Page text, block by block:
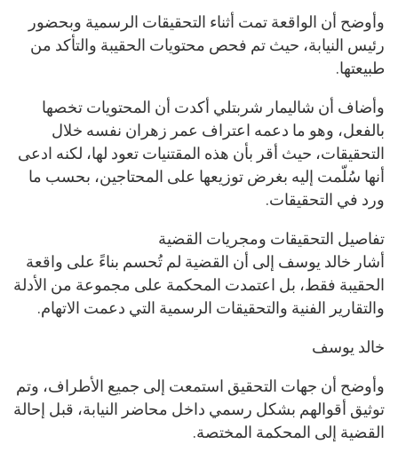
وأوضح أن الواقعة تمت أثناء التحقيقات الرسمية وبحضور
رئيس النيابة، حيث تم فحص محتويات الحقيبة والتأكد من
طبيعتها.
وأضاف أن شاليمار شربتلي أكدت أن المحتويات تخصها
بالفعل، وهو ما دعمه اعتراف عمر زهران نفسه خلال
التحقيقات، حيث أقر بأن هذه المقتنيات تعود لها، لكنه ادعى
أنها سُلّمت إليه بغرض توزيعها على المحتاجين، بحسب ما
ورد في التحقيقات.
تفاصيل التحقيقات ومجريات القضية
أشار خالد يوسف إلى أن القضية لم تُحسم بناءً على واقعة
الحقيبة فقط، بل اعتمدت المحكمة على مجموعة من الأدلة
والتقارير الفنية والتحقيقات الرسمية التي دعمت الاتهام.
خالد يوسف
وأوضح أن جهات التحقيق استمعت إلى جميع الأطراف، وتم
توثيق أقوالهم بشكل رسمي داخل محاضر النيابة، قبل إحالة
القضية إلى المحكمة المختصة.